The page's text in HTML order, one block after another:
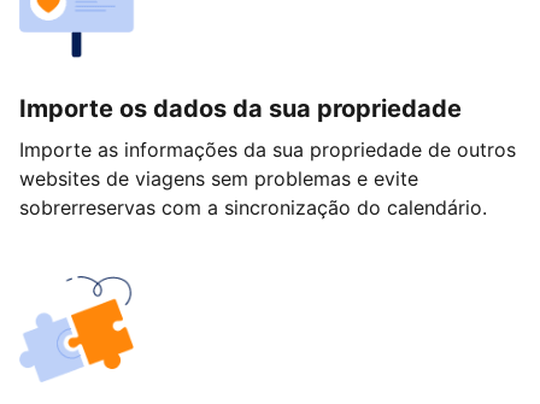
Importe os dados da sua propriedade
Importe as informações da sua propriedade de outros
websites de viagens sem problemas e evite
sobrerreservas com a sincronização do calendário.